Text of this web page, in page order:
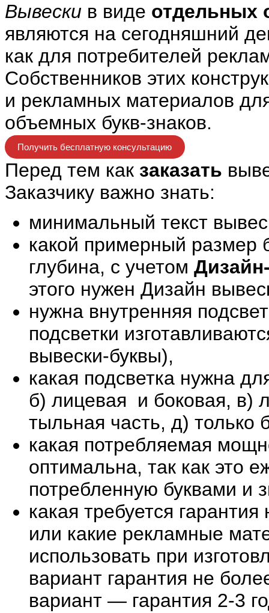
Вывески в виде отдельных
являются на сегодняшний
как для потребителей
Собственников этих
и рекламных материалов
объемных букв-знаков.
Получить бесплатную консультацию
Перед тем как заказать
Заказчику важно знать:
минимальный текст
какой примерный размер
глубина, с учетом
этого нужен Дизайн
нужна внутренняя
подсветки
вывески-буквы),
какая подсветка нужна
б) лицевая и боковая, в)
тыльная часть, д) только
какая потребляемая
оптимальна, так как это
потребленную буквами и
какая требуется
или какие рекламные
использовать при
вариант гарантия не
вариант — гарантия 2-3